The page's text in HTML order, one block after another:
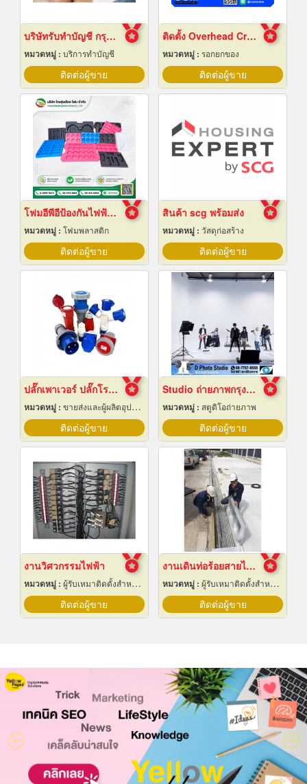
บริษัทรับทำบัญชี กรุงเทพ
หมวดหมู่ : บริการทำบัญชี
ติดต่อผู้ขาย
ติดตั้ง Overhead Crane
หมวดหมู่ : รอกยกของ
ติดต่อผู้ขาย
โฟมอีพีอีป้องกันไฟฟ้าสถิต
หมวดหมู่ : โฟมพลาสติก
ติดต่อผู้ขาย
สินค้า scg พร้อมส่ง
หมวดหมู่ : วัสดุก่อสร้าง
ติดต่อผู้ขาย
ปลั๊กเพาเวอร์ ปลั๊กโรงงาน ปลั๊กอุตสาหกรรม พัทยา ชลบุรี
หมวดหมู่ : ขายส่งและผู้ผลิตอุปกรณ์เครื่องใช้ไฟฟ้า
ติดต่อผู้ขาย
Studio ถ่ายภาพกรุงเทพ
หมวดหมู่ : สตูดิโอถ่ายภาพ
ติดต่อผู้ขาย
งานวิศวกรรมไฟฟ้า
หมวดหมู่ : ผู้รับเหมาติดตั้งสำหรับบ้านและโรงงานไฟฟ้า
ติดต่อผู้ขาย
งานเดินท่อร้อยสายไฟฟ้า ระยอง
หมวดหมู่ : ผู้รับเหมาติดตั้งสำหรับบ้านและโรงงานไฟฟ้า
ติดต่อผู้ขาย